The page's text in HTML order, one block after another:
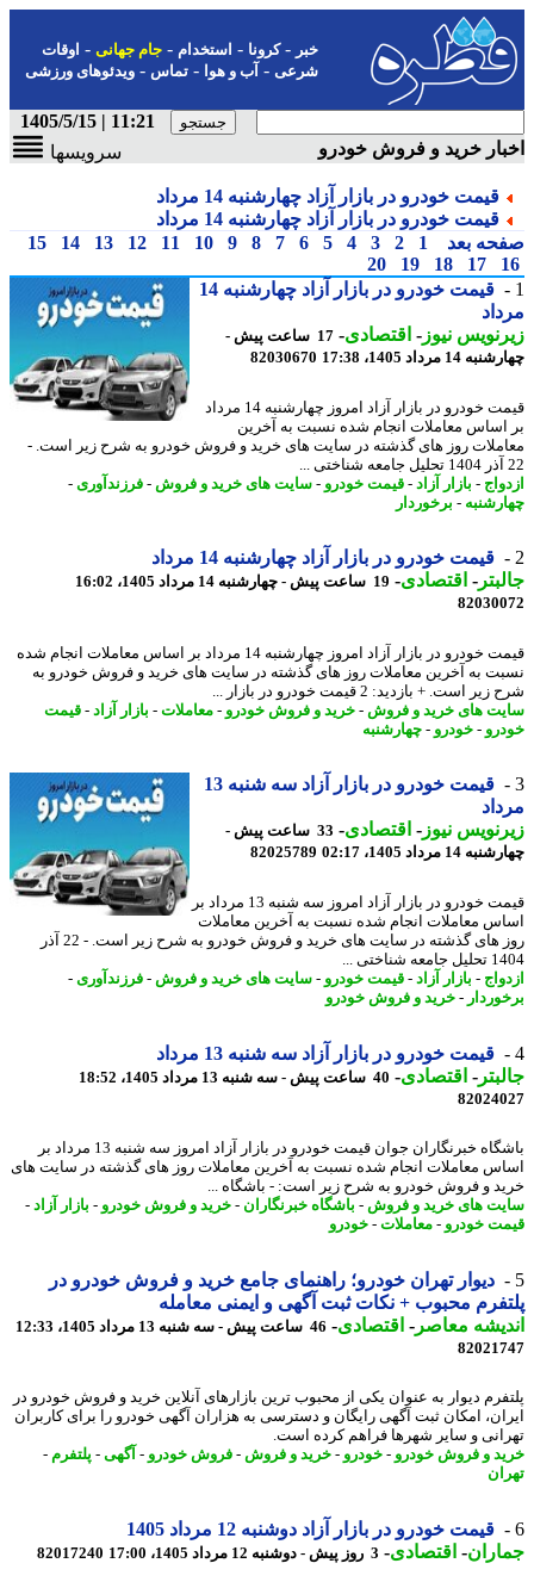
-کرونا-استخدام- جام جهانی-اوقات
شرعی-آب و هوا-تماس-ویدئوهای ورزشی
11:21 | 1405/5/15
خرید و فروش خودرو
سرویسها
قیمت خودرو در بازار آزاد چهارشنبه 14 مرداد
قیمت خودرو در بازار آزاد چهارشنبه 14 مرداد
بعد
1
2
3
4
5
6
7
8
9
10
11
12
13
14
15
17
18
19
20
قیمت خودرو در بازار آزاد چهارشنبه 14
نیوز-اقتصادی-
17 ساعت پیش -
مرداد 1405، 17:38
82030670
قیمت خودرو در بازار آزاد امروز چهارشنبه 14 مرداد
معاملات انجام شده نسبت به آخرین
روز های گذشته در سایت های خرید و فروش خودرو به شرح زیر است. -
-بازار آزاد - قیمت خودرو-سایت های خرید و فروش -فرزندآوری -
-برخوردار
قیمت خودرو در بازار آزاد چهارشنبه 14 مرداد
-اقتصادی-19 ساعت پیش - چهارشنبه 14 مرداد 1405، 16:02
قیمت خودرو در بازار آزاد امروز چهارشنبه 14 مرداد بر اساس معاملات انجام شده
به آخرین معاملات روز های گذشته در سایت های خرید و فروش خودرو به
است. + بازدید: 2 قیمت خودرو در بازار ...
های خرید و فروش -خرید و فروش خودرو-معاملات-بازار آزاد - قیمت
-خودرو-چهارشنبه
قیمت خودرو در بازار آزاد سه شنبه 13
نیوز-اقتصادی-
33 ساعت پیش -
مرداد 1405، 02:17
82025789
قیمت خودرو در بازار آزاد امروز سه شنبه 13 مرداد بر
معاملات انجام شده نسبت به آخرین معاملات
روز های گذشته در سایت های خرید و فروش خودرو به شرح زیر است. - 22 آذر
شناختی ...
-بازار آزاد - قیمت خودرو-سایت های خرید و فروش -فرزندآوری -
-خرید و فروش خودرو
قیمت خودرو در بازار آزاد سه شنبه 13 مرداد
-اقتصادی-40 ساعت پیش - سه شنبه 13 مرداد 1405، 18:52
باشگاه خبرنگاران جوان قیمت خودرو در بازار آزاد امروز سه شنبه 13 مرداد بر
معاملات انجام شده نسبت به آخرین معاملات روز های گذشته در سایت های
و فروش خودرو به شرح زیر است: - باشگاه ...
های خرید و فروش -باشگاه خبرنگاران- خرید و فروش خودرو-بازار آزاد
خودرو-معاملات-خودرو
دیوار تهران خودرو؛ راهنمای جامع خرید و فروش خودرو در
محبوب + نکات ثبت آگهی و ایمنی معامله
معاصر-اقتصادی-46 ساعت پیش - سه شنبه 13 مرداد 1405، 12:33
دیوار به عنوان یکی از محبوب ترین بازارهای آنلاین خرید و فروش خودرو در
امکان ثبت آگهی رایگان و دسترسی به هزاران آگهی خودرو را برای کاربران
و سایر شهرها فراهم کرده است.
و فروش خودرو-خودرو-خرید و فروش -فروش خودرو-آگهی -پلتفرم-
قیمت خودرو در بازار آزاد دوشنبه 12 مرداد 1405
- اقتصادی-3 روز پیش - دوشنبه 12 مرداد 1405، 17:00 82017240